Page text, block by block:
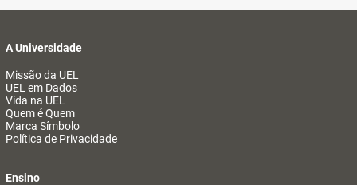
A Universidade
Missão da UEL
UEL em Dados
Vida na UEL
Quem é Quem
Marca Símbolo
Política de Privacidade
Ensino